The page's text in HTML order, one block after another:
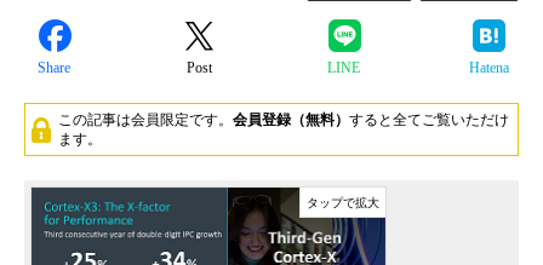
Share Post LINE Hatena
この記事は会員限定です。 会員登録（無料） すると全てご覧いただけ
ます。